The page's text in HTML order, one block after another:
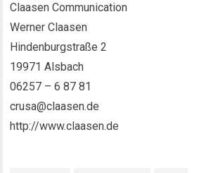
Claasen Communication
Werner Claasen
Hindenburgstraße 2
19971 Alsbach
06257 – 6 87 81
crusa@claasen.de
http://www.claasen.de